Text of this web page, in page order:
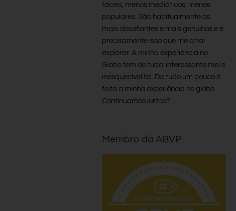
fáceis, menos mediáticos, menos
populares. São habitualmente os
mais desafiantes e mais genuínos e é
precisamente isso que me atrai
explorar. A minha experiência no
Globo tem de tudo: interessante mel e
inesquecível fel. De tudo um pouco é
feita a minha experiência no globo.
Continuamos juntos?
Membro da ABVP